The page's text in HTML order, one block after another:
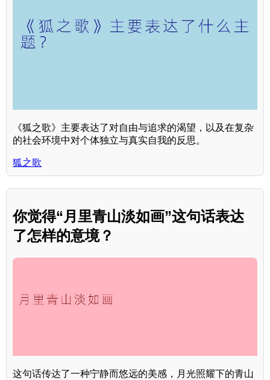
《狐之歌》主要表达了对自由与追求的渴望，以及在复杂
的社会环境中对个体独立与真实自我的反思。
狐之歌
你觉得“月里青山淡如画”这句话表达
了怎样的意境？
这句话传达了一种宁静而悠远的美感，月光照耀下的青山